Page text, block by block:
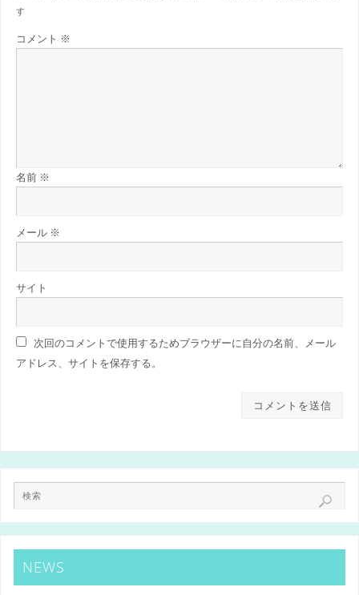
す
コメント ※
名前 ※
メール ※
サイト
次回のコメントで使用するためブラウザーに自分の名前、メール
アドレス、サイトを保存する。
NEWS